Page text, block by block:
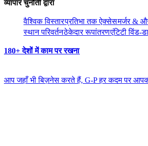
व्यापार चुनौती द्वारा​​
वैश्विक विस्तार​​प्रतिभा तक ऐक्सेस​​मर्जर &
स्थान परिवर्तन​​ठेकेदार रूपांतरण​​एंटिटी विंड-
180+ देशों में काम पर रखना​​
आप जहाँ भी बिज़नेस करते हैं, G-P हर कदम पर